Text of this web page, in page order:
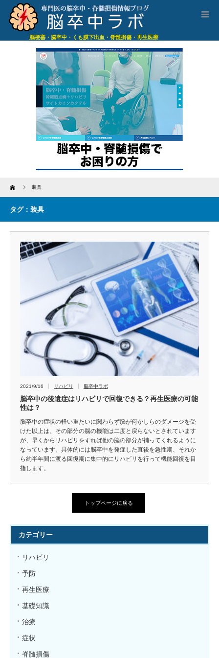
脳梗塞・脳卒中・くも膜下出血・脊髄損傷・再生医療
Home 装具
タグ：装具
2021/9/16 リハビリ 脳卒中ラボ
脳卒中の後遺症はリハビリで回復できる？再生医療の可能
性は？
脳卒中の症状の軽い重たいに関わらず脳が何かしらのダメージを受
けた以上は、その部分の脳の機能は二度と戻らないとされています
が、早くからリハビリをすれば他の脳の部分が補ってくれるように
なっています。具体的には脳卒中を発症した直後を急性期、それか
ら約半年間に渡る回復期に集中的にリハビリを行って機能回復を目
指します。
トップページに戻る
カテゴリー
リハビリ
予防
再生医療
基礎知識
治療
症状
脊髄損傷